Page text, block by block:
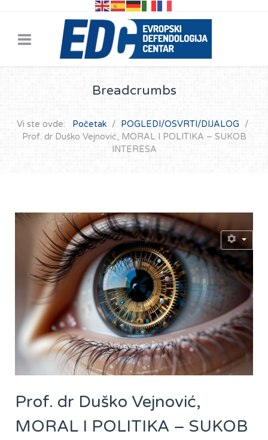
Breadcrumbs
Vi ste ovde: Početak
POGLEDI/OSVRTI/DIJALOG
Prof. dr Duško Vejnović, MORAL I POLITIKA – SUKOB
INTERESA
Prof. dr Duško Vejnović,
MORAL I POLITIKA – SUKOB